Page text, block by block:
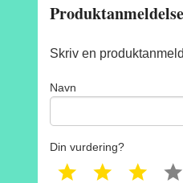
Skriv en
Navn
Din vurdering?
1 star 2 star 3 star